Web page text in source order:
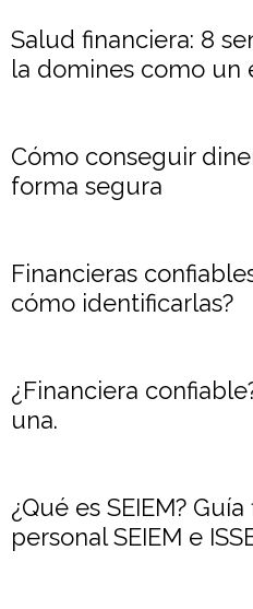
Salud financiera: 8
la domines como un
Cómo conseguir
forma segura
Financieras
cómo identificarlas?
¿Financiera
una.
¿Qué es SEIEM?
personal SEIEM e